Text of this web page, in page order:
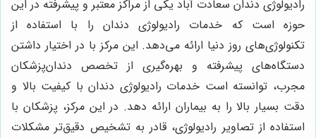
رادیولوژی دندان سعادت آباد یکی از مراکز معتبر و پیشرفته در این
حوزه است که خدمات رادیولوژی دندان را با استفاده از
تکنولوژی‌های روز دنیا ارائه می‌دهد. این مرکز با در اختیار داشتن
دستگاه‌های پیشرفته و بهره‌گیری از تخصص دندان‌پزشکان
مجرب، توانسته است خدمات رادیولوژی دندان با کیفیت بالا و
دقت بسیار بالا را به بیماران ارائه دهد. در این مرکز، پزشکان با
استفاده از تصاویر رادیولوژی، قادر به تشخیص دقیق‌تر مشکلات